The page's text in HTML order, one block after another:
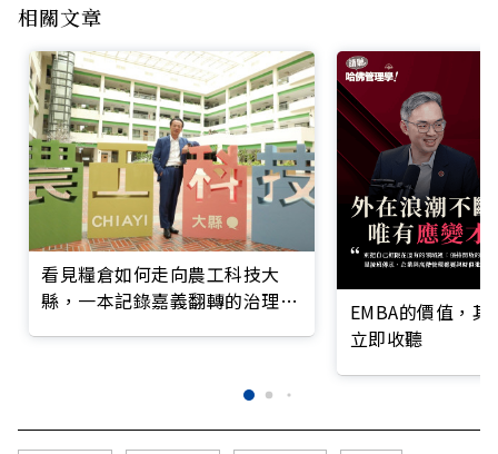
相關文章
看見糧倉如何走向農工科技大
縣，一本記錄嘉義翻轉的治理實
EMBA的價值，
立即收聽